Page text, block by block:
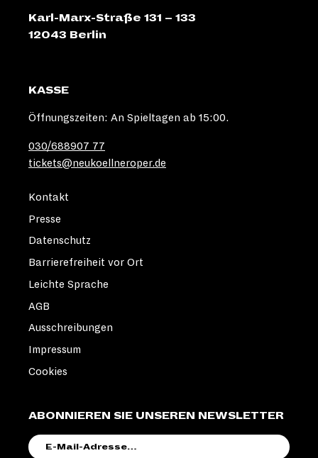
Karl-Marx-Straße 131 – 133
12043 Berlin
KASSE
Öffnungszeiten: An Spieltagen ab 15:00.
030/688907 77
tickets@neukoellneroper.de
ABONNIEREN SIE UNSEREN NEWSLETTER
MAIL-
Kontakt
Presse
Datenschutz
Barrierefreiheit vor Ort
Leichte Sprache
AGB
Ausschreibungen
Impressum
Cookies